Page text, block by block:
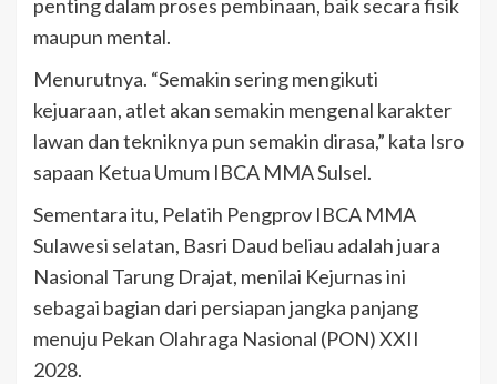
penting dalam proses pembinaan, baik secara fisik
maupun mental.
Menurutnya. “Semakin sering mengikuti
kejuaraan, atlet akan semakin mengenal karakter
lawan dan tekniknya pun semakin dirasa,” kata Isro
sapaan Ketua Umum IBCA MMA Sulsel.
Sementara itu, Pelatih Pengprov IBCA MMA
Sulawesi selatan, Basri Daud beliau adalah juara
Nasional Tarung Drajat, menilai Kejurnas ini
sebagai bagian dari persiapan jangka panjang
menuju Pekan Olahraga Nasional (PON) XXII
2028.